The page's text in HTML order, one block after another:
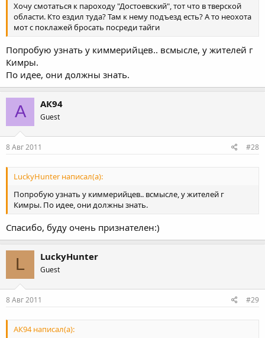
Хочу смотаться к пароходу "Достоевский", тот что в тверской
области. Кто ездил туда? Там к нему подъезд есть? А то неохота
мот с поклажей бросать посреди тайги
Попробую узнать у киммерийцев.. всмысле, у жителей г
Кимры.
По идее, они должны знать.
А АК94
Guest
8 Авг 2011 #28
LuckyHunter написал(а):
Попробую узнать у киммерийцев.. всмысле, у жителей г
Кимры. По идее, они должны знать.
Спасибо, буду очень признателен:)
L LuckyHunter
Guest
8 Авг 2011 #29
АК94 написал(а):